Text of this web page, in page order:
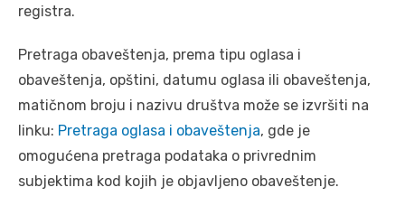
registra.
Pretraga obaveštenja, prema tipu oglasa i
obaveštenja, opštini, datumu oglasa ili obaveštenja,
matičnom broju i nazivu društva može se izvršiti na
linku: Pretraga oglasa i obaveštenja, gde je
omogućena pretraga podataka o privrednim
subjektima kod kojih je objavljeno obaveštenje.